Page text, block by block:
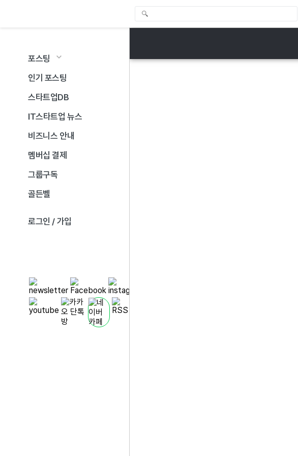
포스팅
인기 포스팅
스타트업DB
IT스타트업 뉴스
비즈니스 안내
멤버십 결제
그룹구독
골든벨
로그인 / 가입